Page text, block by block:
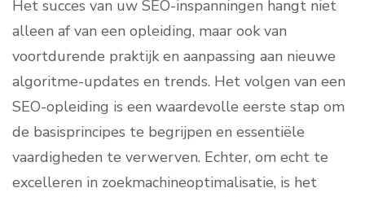
Het succes van uw SEO-inspanningen hangt niet
alleen af van een opleiding, maar ook van
voortdurende praktijk en aanpassing aan nieuwe
algoritme-updates en trends. Het volgen van een
SEO-opleiding is een waardevolle eerste stap om
de basisprincipes te begrijpen en essentiële
vaardigheden te verwerven. Echter, om echt te
excelleren in zoekmachineoptimalisatie, is het